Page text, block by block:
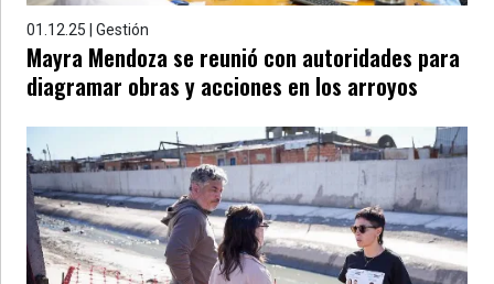
01.12.25 | Gestión
Mayra Mendoza se reunió con autoridades para
diagramar obras y acciones en los arroyos